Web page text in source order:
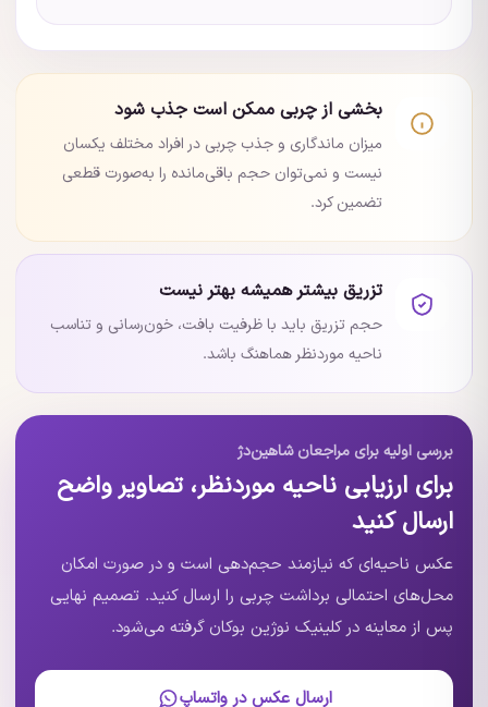
بخشی از چربی ممکن است جذب شود
میزان ماندگاری و جذب چربی در افراد مختلف یکسان
نیست و نمی‌توان حجم باقی‌مانده را به‌صورت قطعی
تضمین کرد.
تزریق بیشتر همیشه بهتر نیست
حجم تزریق باید با ظرفیت بافت، خون‌رسانی و تناسب
ناحیه موردنظر هماهنگ باشد.
بررسی اولیه برای مراجعان شاهین‌دژ
برای ارزیابی ناحیه موردنظر، تصاویر واضح
ارسال کنید
عکس ناحیه‌ای که نیازمند حجم‌دهی است و در صورت امکان
محل‌های احتمالی برداشت چربی را ارسال کنید. تصمیم نهایی
پس از معاینه در کلینیک نوژین بوکان گرفته می‌شود.
ارسال عکس در واتساپ